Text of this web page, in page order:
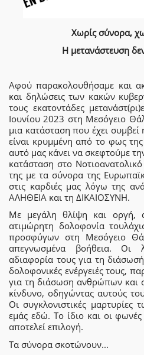
Χωρίς σύνορα,
Η μετανάστευση
Αφού παρακολουθήσαμε και
και δηλώσεις των κακών
τους εκατοντάδες
Ιουνίου 2023 στη Μεσόγειο
μια κατάσταση που έχει συμβεί
είναι κρυμμένη από το φως
αυτό μας κάνει να σκεφτούμε
κατάσταση στο
της με τα σύνορα της
στις καρδιές μας λόγω της
ΑΛΗΘΕΙΑ και τη ΔΙΚΑΙΟΣΥΝΗ.
Με μεγάλη θλίψη και οργή,
ατιμώρητη δολοφονία
προσφύγων στη Μεσόγειο
απεγνωσμένα βοήθεια. Οι
αδιαφορία τους για τη
δολοφονικές ενέργειές τους,
για τη διάσωση ανθρώπων και
κίνδυνο, οδηγώντας αυτούς
Οι συγκλονιστικές
εμάς εδώ. Το ίδιο και οι
αποτελεί επιλογή.
Τα σύνορα σκοτώνουν...